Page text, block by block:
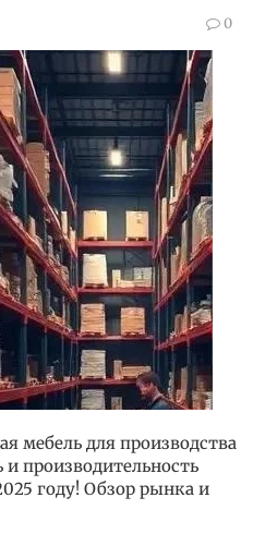
0
мебель для производства
производительность
году! Обзор рынка и